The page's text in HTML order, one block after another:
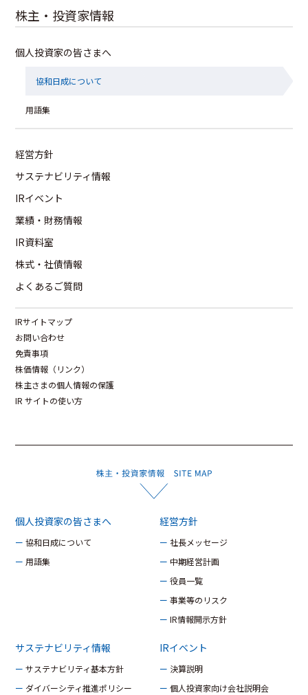
株主・投資家情報
個人投資家の皆さまへ
協和日成について
用語集
経営方針
サステナビリティ情報
IRイベント
業績・財務情報
IR資料室
株式・社債情報
よくあるご質問
IRサイトマップ
お問い合わせ
免責事項
株価情報（リンク）
株主さまの個人情報の保護
IR サイトの使い方
個人投資家の皆さまへ
ー 協和日成について
ー 用語集
経営方針
ー 社長メッセージ
ー 中期経営計画
ー 役員一覧
ー 事業等のリスク
ー IR情報開示方針
サステナビリティ情報
ー サステナビリティ基本方針
ー ダイバーシティ推進ポリシー
IRイベント
ー 決算説明
ー 個人投資家向け会社説明会